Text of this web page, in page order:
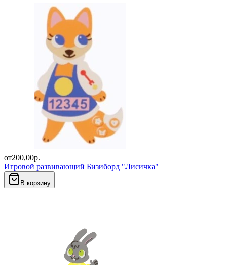
от200,00р.
Игровой развивающий Бизиборд "Лисичка"
В корзину